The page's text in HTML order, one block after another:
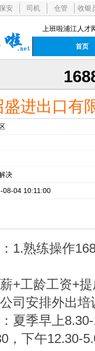
安 司机 仓管 收银
上班啦浦江人
首页
进出口有
决
08-04 10:11:00
1.熟练操作
+工龄工资+
司安排外出培
夏季早上
，下午12.30-